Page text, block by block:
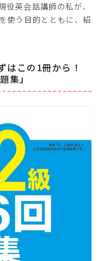
役英会話講師の私が、
使う目的とともに、紹
はこの1冊から！
集」